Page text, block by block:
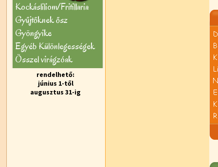
Kockásliliom/Fritillaria
Gyűjtőknek ősz
Gyöngyike
Egyéb Különlegességek
Õsszel virágzóak
rendelhető:
június 1-től
augusztus 31-ig